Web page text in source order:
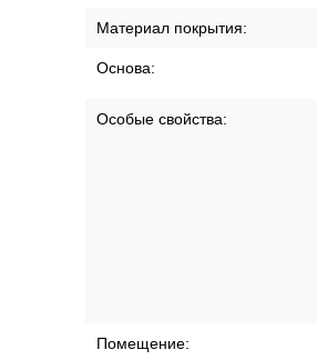
Материал покрытия:
Основа:
Особые свойства:
Помещение: